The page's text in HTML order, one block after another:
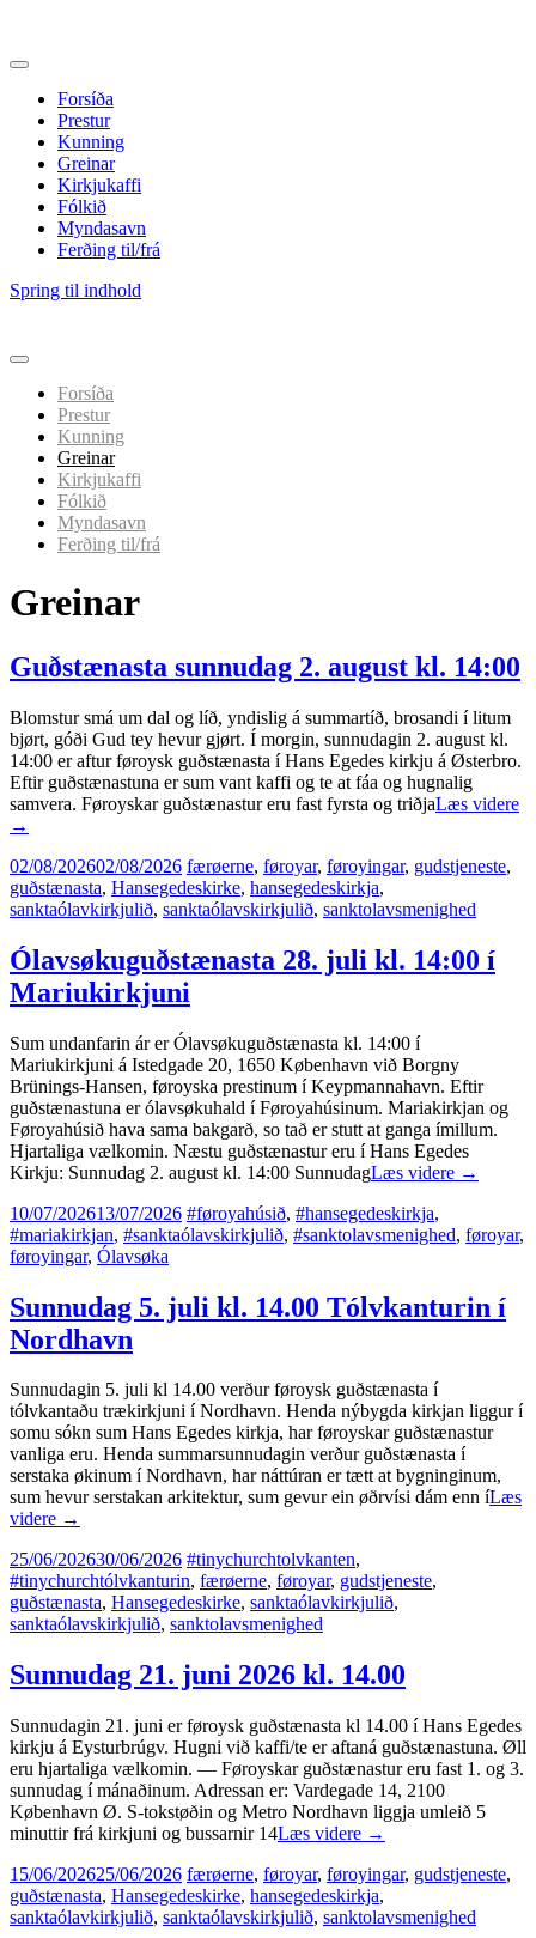
Forsíða
Prestur
Kunning
Greinar
Kirkjukaffi
Fólkið
Myndasavn
Ferðing til/frá
Spring til indhold
Forsíða
Prestur
Kunning
Greinar
Kirkjukaffi
Fólkið
Myndasavn
Ferðing til/frá
Greinar
Guðstænasta sunnudag 2. august kl. 14:00
Blomstur smá um dal og líð, yndislig á summartíð, brosandi í litum
bjørt, góði Gud tey hevur gjørt. Í morgin, sunnudagin 2. august kl.
14:00 er aftur føroysk guðstænasta í Hans Egedes kirkju á Østerbro.
Eftir guðstænastuna er sum vant kaffi og te at fáa og hugnalig
samvera. Føroyskar guðstænastur eru fast fyrsta og triðjaLæs videre
→
02/08/202602/08/2026 færøerne, føroyar, føroyingar, gudstjeneste,
guðstænasta, Hansegedeskirke, hansegedeskirkja,
sanktaólavkirkjulið, sanktaólavskirkjulið, sanktolavsmenighed
Ólavsøkuguðstænasta 28. juli kl. 14:00 í
Mariukirkjuni
Sum undanfarin ár er Ólavsøkuguðstænasta kl. 14:00 í
Mariukirkjuni á Istedgade 20, 1650 København við Borgny
Brünings-Hansen, føroyska prestinum í Keypmannahavn. Eftir
guðstænastuna er ólavsøkuhald í Føroyahúsinum. Mariakirkjan og
Føroyahúsið hava sama bakgarð, so tað er stutt at ganga ímillum.
Hjartaliga vælkomin. Næstu guðstænastur eru í Hans Egedes
Kirkju: Sunnudag 2. august kl. 14:00 SunnudagLæs videre →
10/07/202613/07/2026 #føroyahúsið, #hansegedeskirkja,
#mariakirkjan, #sanktaólavskirkjulið, #sanktolavsmenighed, føroyar,
føroyingar, Ólavsøka
Sunnudag 5. juli kl. 14.00 Tólvkanturin í
Nordhavn
Sunnudagin 5. juli kl 14.00 verður føroysk guðstænasta í
tólvkantaðu trækirkjuni í Nordhavn. Henda nýbygda kirkjan liggur í
somu sókn sum Hans Egedes kirkja, har føroyskar guðstænastur
vanliga eru. Henda summarsunnudagin verður guðstænasta í
serstaka økinum í Nordhavn, har náttúran er tætt at bygninginum,
sum hevur serstakan arkitektur, sum gevur ein øðrvísi dám enn íLæs
videre →
25/06/202630/06/2026 #tinychurchtolvkanten,
#tinychurchtólvkanturin, færøerne, føroyar, gudstjeneste,
guðstænasta, Hansegedeskirke, sanktaólavkirkjulið,
sanktaólavskirkjulið, sanktolavsmenighed
Sunnudag 21. juni 2026 kl. 14.00
Sunnudagin 21. juni er føroysk guðstænasta kl 14.00 í Hans Egedes
kirkju á Eysturbrúgv. Hugni við kaffi/te er aftaná guðstænastuna. Øll
eru hjartaliga vælkomin. — Føroyskar guðstænastur eru fast 1. og 3.
sunnudag í mánaðinum. Adressan er: Vardegade 14, 2100
København Ø. S-tokstøðin og Metro Nordhavn liggja umleið 5
minuttir frá kirkjuni og bussarnir 14Læs videre →
15/06/202625/06/2026 færøerne, føroyar, føroyingar, gudstjeneste,
guðstænasta, Hansegedeskirke, hansegedeskirkja,
sanktaólavkirkjulið, sanktaólavskirkjulið, sanktolavsmenighed